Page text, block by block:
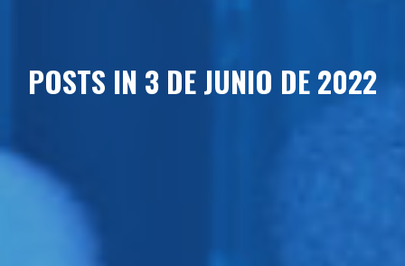
POSTS IN 3 DE JUNIO DE 2022